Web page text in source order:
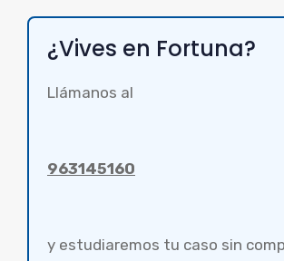
¿Vives en Fortuna?
Llámanos al
963145160
y estudiaremos tu caso sin